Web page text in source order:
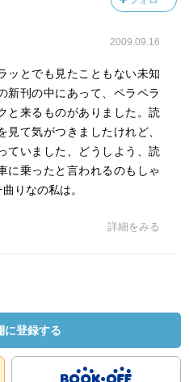
2009.09.16
ッとでも見たこともない未知
新刊の中にあって、ペラペラ
と来るものがありました。読
見て気がつきましたけれど、
ていました、どうしよう、読
に乗ったと言われるのもしゃ
りなの私は。
詳細をみる
に登録する